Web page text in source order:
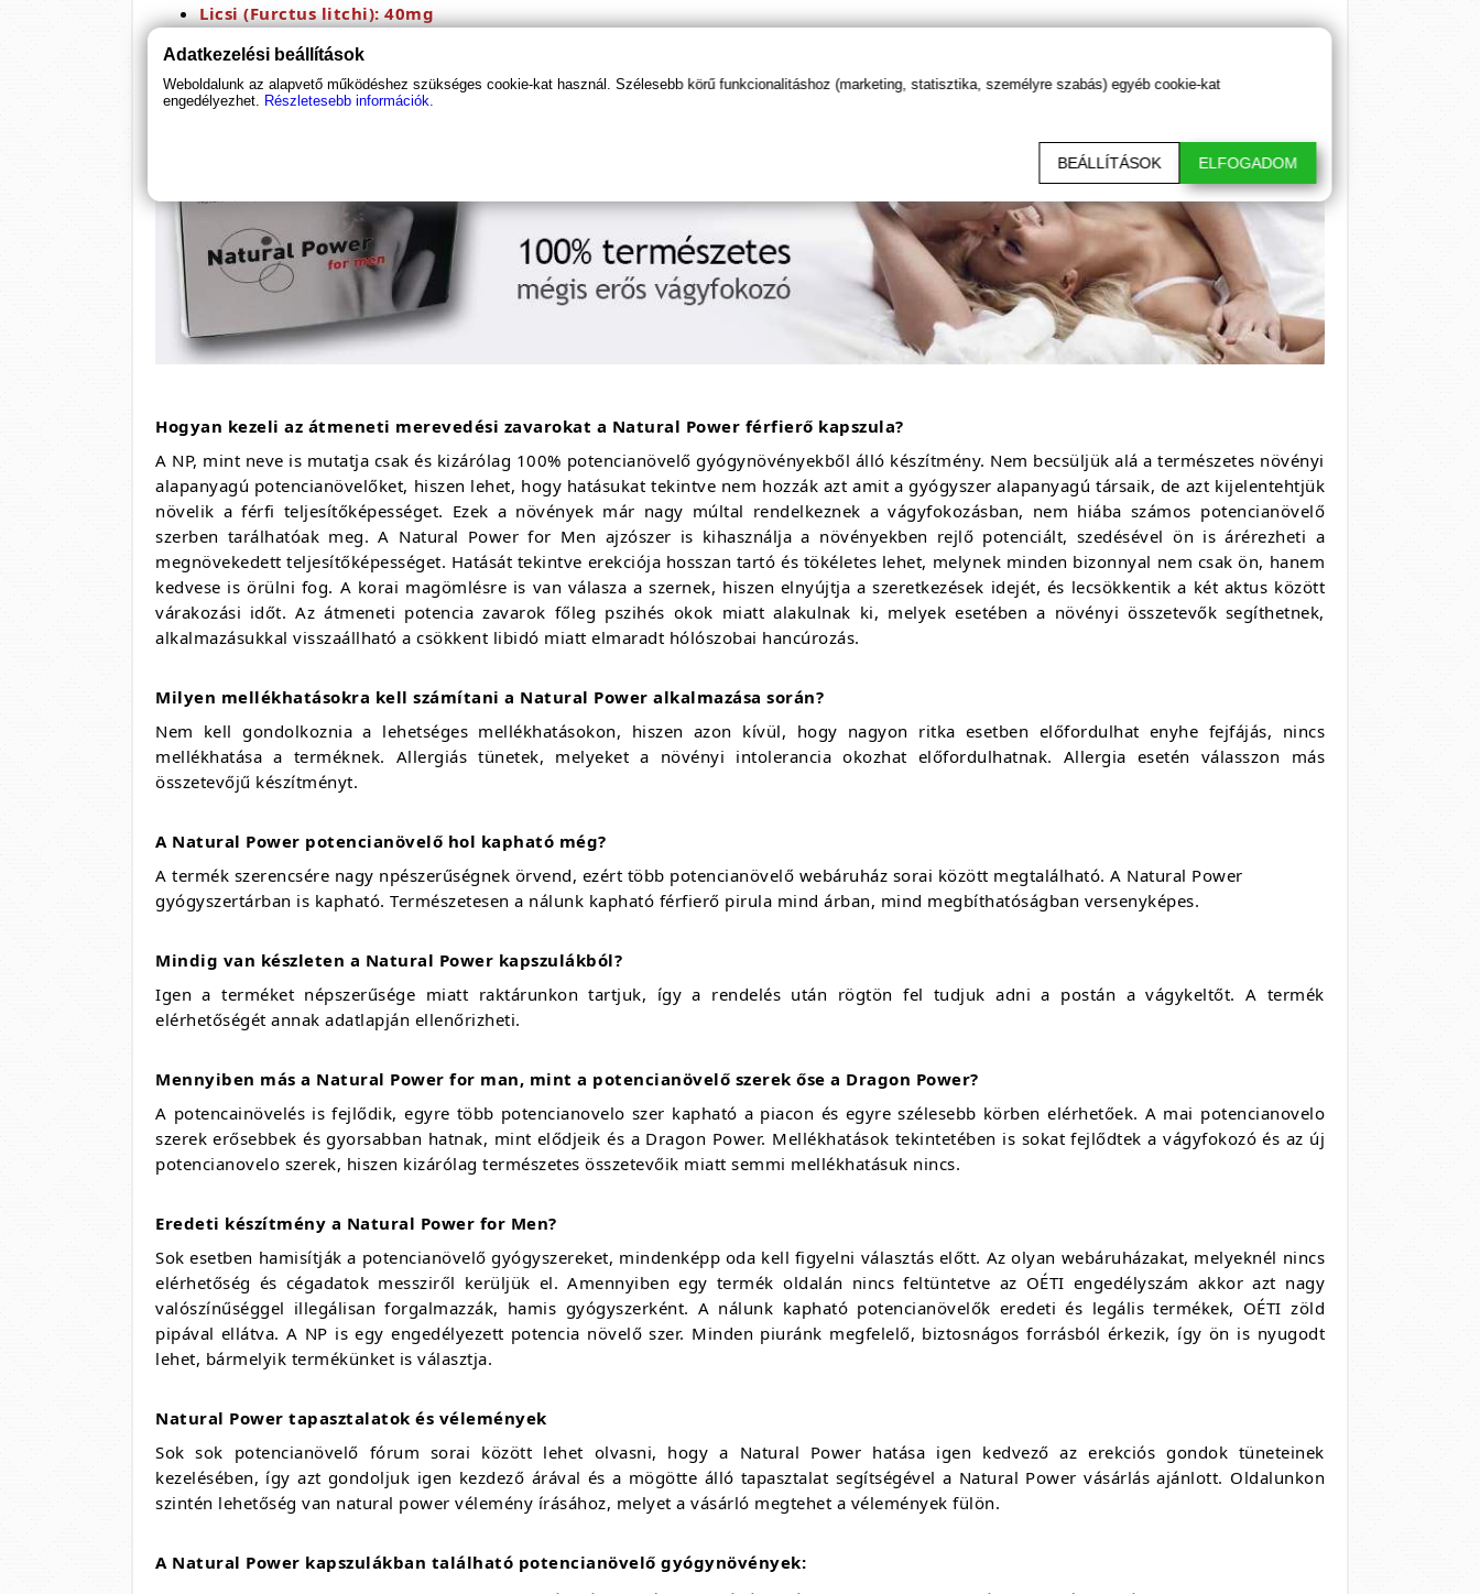
Licsi (Furctus litchi): 40mg
Hogyan kezeli az átmeneti merevedési zavarokat a Natural Power férfierő kapszula?
A NP, mint neve is mutatja csak és kizárólag 100% potencianövelő gyógynövényekből álló készítmény. Nem becsüljük alá a természetes növényi
alapanyagú potencianövelőket, hiszen lehet, hogy hatásukat tekintve nem hozzák azt amit a gyógyszer alapanyagú társaik, de azt kijelentehtjük
növelik a férfi teljesítőképességet. Ezek a növények már nagy múltal rendelkeznek a vágyfokozásban, nem hiába számos potencianövelő
szerben tarálhatóak meg. A Natural Power for Men ajzószer is kihasználja a növényekben rejlő potenciált, szedésével ön is árérezheti a
megnövekedett teljesítőképességet. Hatását tekintve erekciója hosszan tartó és tökéletes lehet, melynek minden bizonnyal nem csak ön, hanem
kedvese is örülni fog. A korai magömlésre is van válasza a szernek, hiszen elnyújtja a szeretkezések idejét, és lecsökkentik a két aktus között
várakozási időt. Az átmeneti potencia zavarok főleg pszihés okok miatt alakulnak ki, melyek esetében a növényi összetevők segíthetnek,
alkalmazásukkal visszaállható a csökkent libidó miatt elmaradt hólószobai hancúrozás.
Milyen mellékhatásokra kell számítani a Natural Power alkalmazása során?
Nem kell gondolkoznia a lehetséges mellékhatásokon, hiszen azon kívül, hogy nagyon ritka esetben előfordulhat enyhe fejfájás, nincs
mellékhatása a terméknek. Allergiás tünetek, melyeket a növényi intolerancia okozhat előfordulhatnak. Allergia esetén válasszon más
összetevőjű készítményt.
A Natural Power potencianövelő hol kapható még?
A termék szerencsére nagy npészerűségnek örvend, ezért több potencianövelő webáruház sorai között megtalálható. A Natural Power
gyógyszertárban is kapható. Természetesen a nálunk kapható férfierő pirula mind árban, mind megbíthatóságban versenyképes.
Mindig van készleten a Natural Power kapszulákból?
Igen a terméket népszerűsége miatt raktárunkon tartjuk, így a rendelés után rögtön fel tudjuk adni a postán a vágykeltőt. A termék
elérhetőségét annak adatlapján ellenőrizheti.
Mennyiben más a Natural Power for man, mint a potencianövelő szerek őse a Dragon Power?
A potencainövelés is fejlődik, egyre több potencianovelo szer kapható a piacon és egyre szélesebb körben elérhetőek. A mai potencianovelo
szerek erősebbek és gyorsabban hatnak, mint elődjeik és a Dragon Power. Mellékhatások tekintetében is sokat fejlődtek a vágyfokozó és az új
potencianovelo szerek, hiszen kizárólag természetes összetevőik miatt semmi mellékhatásuk nincs.
Eredeti készítmény a Natural Power for Men?
Sok esetben hamisítják a potencianövelő gyógyszereket, mindenképp oda kell figyelni választás előtt. Az olyan webáruházakat, melyeknél nincs
elérhetőség és cégadatok messziről kerüljük el. Amennyiben egy termék oldalán nincs feltüntetve az OÉTI engedélyszám akkor azt nagy
valószínűséggel illegálisan forgalmazzák, hamis gyógyszerként. A nálunk kapható potencianövelők eredeti és legális termékek, OÉTI zöld
pipával ellátva. A NP is egy engedélyezett potencia növelő szer. Minden piuránk megfelelő, biztosnágos forrásból érkezik, így ön is nyugodt
lehet, bármelyik termékünket is választja.
Natural Power tapasztalatok és vélemények
Sok sok potencianövelő fórum sorai között lehet olvasni, hogy a Natural Power hatása igen kedvező az erekciós gondok tüneteinek
kezelésében, így azt gondoljuk igen kezdező árával és a mögötte álló tapasztalat segítségével a Natural Power vásárlás ajánlott. Oldalunkon
szintén lehetőség van natural power vélemény írásához, melyet a vásárló megtehet a vélemények fülön.
A Natural Power kapszulákban található potencianövelő gyógynövények:
Adatkezelési beállítások
Weboldalunk az alapvető működéshez szükséges cookie-kat használ. Szélesebb körű funkcionalitáshoz (marketing, statisztika, személyre szabás) egyéb cookie-kat
engedélyezhet. Részletesebb információk.
BEÁLLÍTÁSOK ELFOGADOM